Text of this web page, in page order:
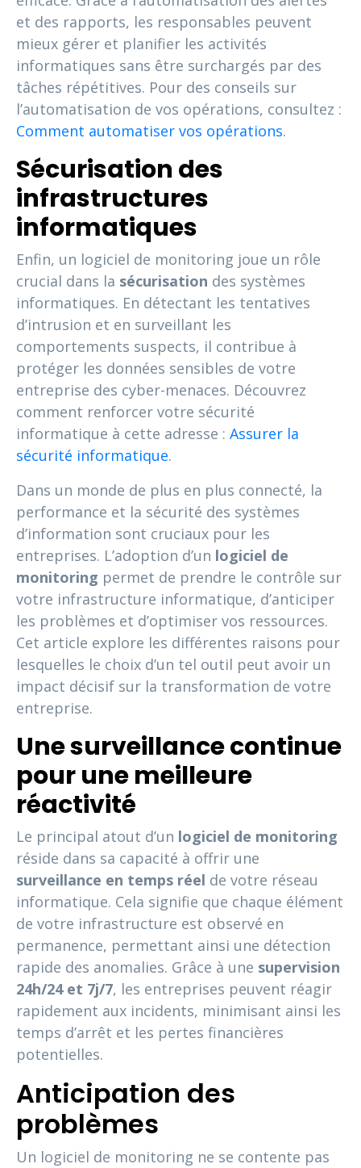
et des rapports, les responsables peuvent
mieux gérer et planifier les activités
informatiques sans être surchargés par des
tâches répétitives. Pour des conseils sur
l’automatisation de vos opérations, consultez :
Comment automatiser vos opérations.
Sécurisation des
infrastructures
informatiques
Enfin, un logiciel de monitoring joue un rôle
crucial dans la sécurisation des systèmes
informatiques. En détectant les tentatives
d’intrusion et en surveillant les
comportements suspects, il contribue à
protéger les données sensibles de votre
entreprise des cyber-menaces. Découvrez
comment renforcer votre sécurité
informatique à cette adresse : Assurer la
sécurité informatique.
Dans un monde de plus en plus connecté, la
performance et la sécurité des systèmes
d’information sont cruciaux pour les
entreprises. L’adoption d’un logiciel de
monitoring permet de prendre le contrôle sur
votre infrastructure informatique, d’anticiper
les problèmes et d’optimiser vos ressources.
Cet article explore les différentes raisons pour
lesquelles le choix d’un tel outil peut avoir un
impact décisif sur la transformation de votre
entreprise.
Une surveillance continue
pour une meilleure
réactivité
Le principal atout d’un logiciel de monitoring
réside dans sa capacité à offrir une
surveillance en temps réel de votre réseau
informatique. Cela signifie que chaque élément
de votre infrastructure est observé en
permanence, permettant ainsi une détection
rapide des anomalies. Grâce à une supervision
24h/24 et 7j/7, les entreprises peuvent réagir
rapidement aux incidents, minimisant ainsi les
temps d’arrêt et les pertes financières
potentielles.
Anticipation des
problèmes
Un logiciel de monitoring ne se contente pas